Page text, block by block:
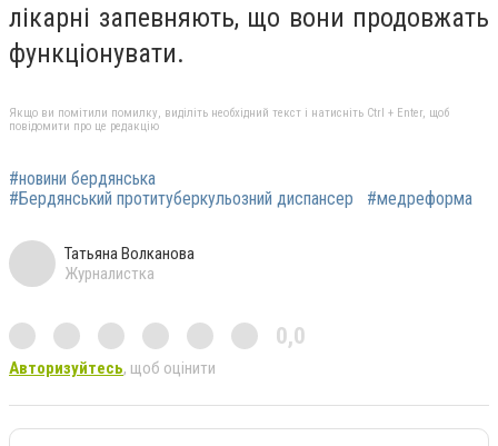
лікарні запевняють, що вони продовжать
функціонувати.
Якщо ви помітили помилку, виділіть необхідний текст і натисніть Ctrl + Enter, щоб
повідомити про це редакцію
#новини бердянська
#Бердянський протитуберкульозний диспансер
#медреформа
Татьяна Волканова
Журналистка
0,0
Авторизуйтесь, щоб оцінити